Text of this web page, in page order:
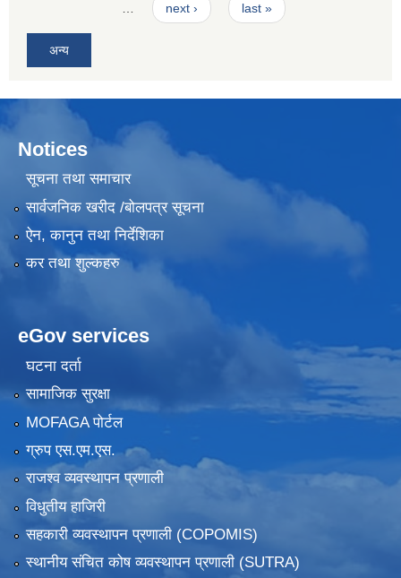
… next › last »
अन्य
Notices
सूचना तथा समाचार
सार्वजनिक खरीद /बोलपत्र सूचना
ऐन, कानुन तथा निर्देशिका
कर तथा शुल्कहरु
eGov services
घटना दर्ता
सामाजिक सुरक्षा
MOFAGA पोर्टल
ग्रुप एस.एम.एस.
राजश्व व्यवस्थापन प्रणाली
विधुतीय हाजिरी
सहकारी व्यवस्थापन प्रणाली (COPOMIS)
स्थानीय संचित कोष व्यवस्थापन प्रणाली (SUTRA)